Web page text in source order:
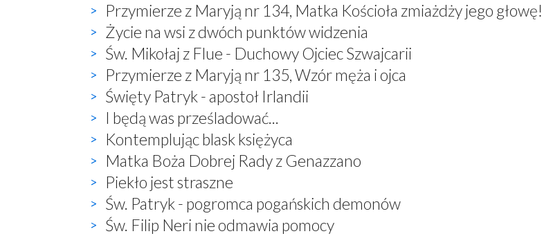
Przymierze z Maryją nr 134, Matka Kościoła zmiażdży jego głowę!
Życie na wsi z dwóch punktów widzenia
Św. Mikołaj z Flue - Duchowy Ojciec Szwajcarii
Przymierze z Maryją nr 135, Wzór męża i ojca
Święty Patryk - apostoł Irlandii
I będą was prześladować...
Kontemplując blask księżyca
Matka Boża Dobrej Rady z Genazzano
Piekło jest straszne
Św. Patryk - pogromca pogańskich demonów
Św. Filip Neri nie odmawia pomocy